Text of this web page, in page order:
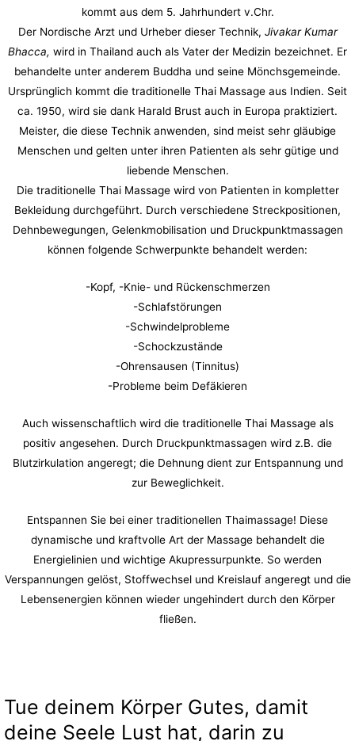
kommt aus dem 5. Jahrhundert v.Chr.
Der Nordische Arzt und Urheber dieser Technik, Jivakar Kumar
Bhacca, wird in Thailand auch als Vater der Medizin bezeichnet. Er
behandelte unter anderem Buddha und seine Mönchsgemeinde.
Ursprünglich kommt die traditionelle Thai Massage aus Indien. Seit
ca. 1950, wird sie dank Harald Brust auch in Europa praktiziert.
Meister, die diese Technik anwenden, sind meist sehr gläubige
Menschen und gelten unter ihren Patienten als sehr gütige und
liebende Menschen.
Die traditionelle Thai Massage wird von Patienten in kompletter
Bekleidung durchgeführt. Durch verschiedene Streckpositionen,
Dehnbewegungen, Gelenkmobilisation und Druckpunktmassagen
können folgende Schwerpunkte behandelt werden:
-Kopf, -Knie- und Rückenschmerzen
-Schlafstörungen
-Schwindelprobleme
-Schockzustände
-Ohrensausen (Tinnitus)
-Probleme beim Defäkieren
Auch wissenschaftlich wird die traditionelle Thai Massage als
positiv angesehen. Durch Druckpunktmassagen wird z.B. die
Blutzirkulation angeregt; die Dehnung dient zur Entspannung und
zur Beweglichkeit.
Entspannen Sie bei einer traditionellen Thaimassage! Diese
dynamische und kraftvolle Art der Massage behandelt die
Energielinien und wichtige Akupressurpunkte. So werden
Verspannungen gelöst, Stoffwechsel und Kreislauf angeregt und die
Lebensenergien können wieder ungehindert durch den Körper
fließen.
Tue deinem Körper Gutes, damit
deine Seele Lust hat, darin zu